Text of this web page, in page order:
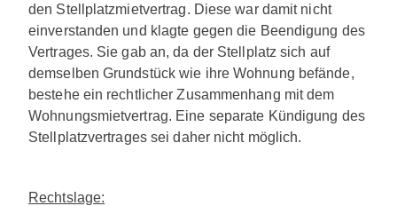
den Stellplatzmietvertrag. Diese war damit nicht
einverstanden und klagte gegen die Beendigung des
Vertrages. Sie gab an, da der Stellplatz sich auf
demselben Grundstück wie ihre Wohnung befände,
bestehe ein rechtlicher Zusammenhang mit dem
Wohnungsmietvertrag. Eine separate Kündigung des
Stellplatzvertrages sei daher nicht möglich.
Rechtslage: